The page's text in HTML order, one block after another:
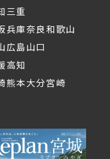
三重
兵庫奈良和歌山
広島山口
高知
熊本大分宮崎